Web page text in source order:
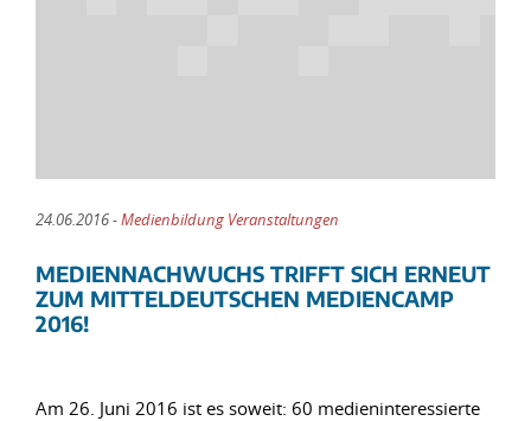
24.06.2016 -Medienbildung Veranstaltungen
MEDIENNACHWUCHS TRIFFT SICH ERNEUT
ZUM MITTELDEUTSCHEN MEDIENCAMP
2016!
Am 26. Juni 2016 ist es soweit: 60 medieninteressierte